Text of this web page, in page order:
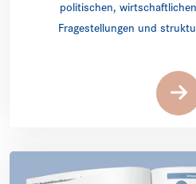
politischen,
Fragestellungen und